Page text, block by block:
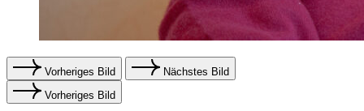
Vorheriges Bild
Nächstes Bild
Vorheriges Bild